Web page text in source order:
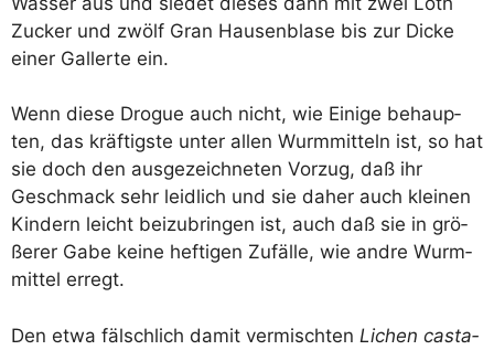
Zucker und zwölf Gran Hau­sen­bla­se bis zur Dicke
einer Gal­ler­te ein.
Wenn die­se Dro­gue auch nicht, wie Eini­ge behaup­
ten, das kräf­tigs­te unter allen Wurm­mit­teln ist, so hat
sie doch den aus­ge­zeich­ne­ten Vor­zug, daß ihr
Geschmack sehr leid­lich und sie daher auch klei­nen
Kin­dern leicht bei­zu­brin­gen ist, auch daß sie in grö­
ße­rer Gabe kei­ne hef­ti­gen Zufäl­le, wie and­re Wurm­
mit­tel erregt.
Den etwa fälsch­lich damit ver­misch­ten Lichen casta­